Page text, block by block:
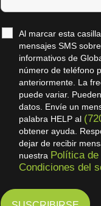
Al marcar esta
mensajes SMS
informativos de
número de teléfono
anteriormente. La
puede variar.
datos. Envíe un
palabra HELP al
obtener ayuda.
dejar de recibir
nuestra Política
Condiciones del